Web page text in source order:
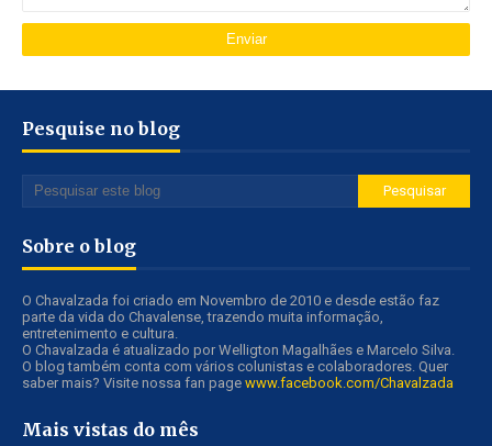
Pesquise no blog
Sobre o blog
O Chavalzada foi criado em Novembro de 2010 e desde estão faz
parte da vida do Chavalense, trazendo muita informação,
entretenimento e cultura.
O Chavalzada é atualizado por Welligton Magalhães e Marcelo Silva.
O blog também conta com vários colunistas e colaboradores. Quer
saber mais? Visite nossa fan page www.facebook.com/Chavalzada
Mais vistas do mês